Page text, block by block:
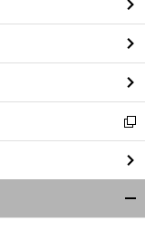
ィ
ン
ド
ウ
で
開
く
新
し
い
ウ
ィ
ン